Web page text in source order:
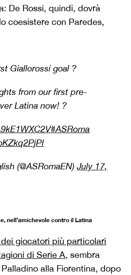
De Rossi, quindi, dovrà
coesistere con Paredes,
Giallorossi goal ?
from our first pre-
Latina now! ?
#ASRoma
(@ASRomaEN)July 17,
nell’amichevole contro il Latina
giocatori più particolari
di Serie A, sembra
alla Fiorentina, dopo